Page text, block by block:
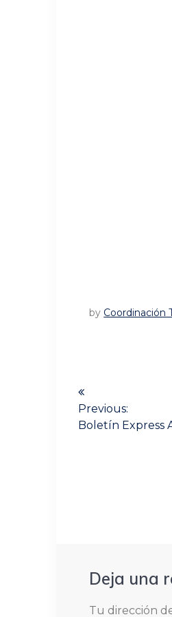
by Coordinación
dePrevious:
Previous
Boletín Express
Deja una
Tu dirección